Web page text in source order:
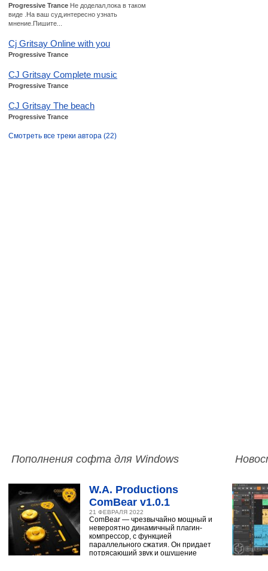
Progressive Trance Не доделал,пока в таком
виде .На ваш суд,интересно узнать
мнение.Пишите...
Cj Gritsay Online with you
Progressive Trance
CJ Gritsay Complete music
Progressive Trance
CJ Gritsay The beach
Progressive Trance
Смотреть все треки автора (22)
Пополнения софта для Windows
W.A. Productions
ComBear v1.0.1
21 ФЕВРАЛЯ 2022
ComBear — чрезвычайно мощный и
невероятно динамичный плагин-
компрессор, с функцией
параллельного сжатия. Он придает
потрясающий звук и ощущение